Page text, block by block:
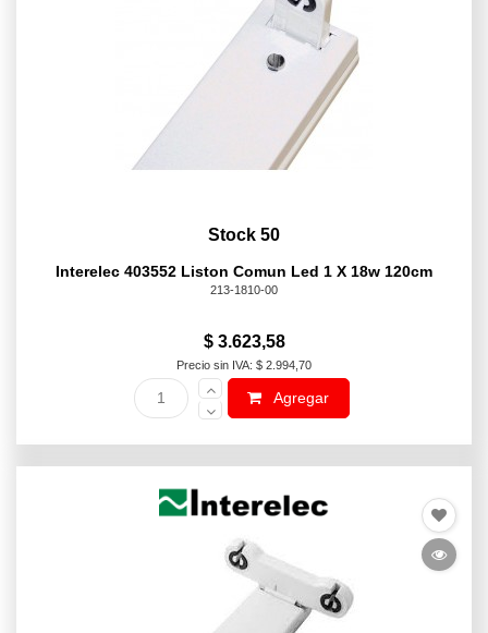
Stock 50
Interelec 403552 Liston Comun Led 1 X 18w 120cm
213-1810-00
$ 3.623,58
Precio sin IVA: $ 2.994,70
Agregar